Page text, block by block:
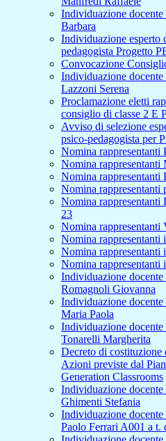
Individuazione
Barbara
Individuazione esperto
pedagogista Progetto
Convocazione
Individuazione
Lazzoni Serena
Proclamazione eletti
consiglio di classe 2 E
Avviso di selezione
psico-pedagogista per
Nomina rappresentanti
Nomina rappresentanti
Nomina rappresentanti
Nomina rappresentanti
Nomina
23
Nomina
Nomina rappresentanti
Nomina
Nomina rappresentanti
Individuazione docente
Romagnoli Giovanna
Individuazione
Maria Paola
Individuazione docente
Tonarelli Margherita
Decreto di
Azioni previste dal
Generation Classrooms
Individuazione docente
Ghimenti Stefania
Individuazione
Paolo Ferrari A001 a t.